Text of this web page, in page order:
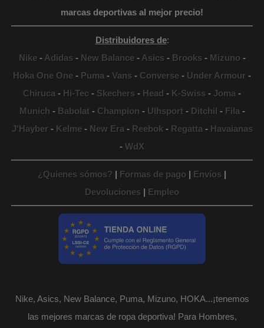
marcas deportivas al mejor precio!
Distribuidores de:
Nike- Adidas- New Balance- Asics- Brooks- Mizuno-
Hoka One One - Puma - Vans - Converse - Under Armour -
Chiruca - Hi-Tec - Skechers - Head - K-Swiss - Joma -
Munich - Babolat- Champion - Ulhsport- Ditchil - Fila -
J'Hayber- Kelme- New Era - Reebok- Regatta - Havaianas
- WdX
¿Quienes sómos? | Formas de pago | Envíos |
Devoluciones | Empleo
Nike, Asics, New Balance, Puma, Mizuno, HOKA...¡tenemos
las mejores marcas de ropa deportiva! Para Hombres,